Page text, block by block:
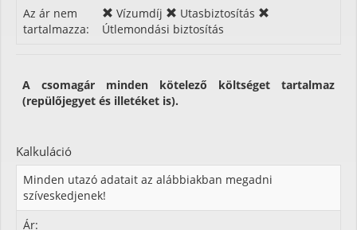
Az ár nem
tartalmazza:
Vízumdíj
Utasbiztosítás
Útlemondási biztosítás
A csomagár minden kötelező költséget tartalmaz
(repülőjegyet és illetéket is).
Kalkuláció
Minden utazó adatait az alábbiakban megadni
szíveskedjenek!
Ár: